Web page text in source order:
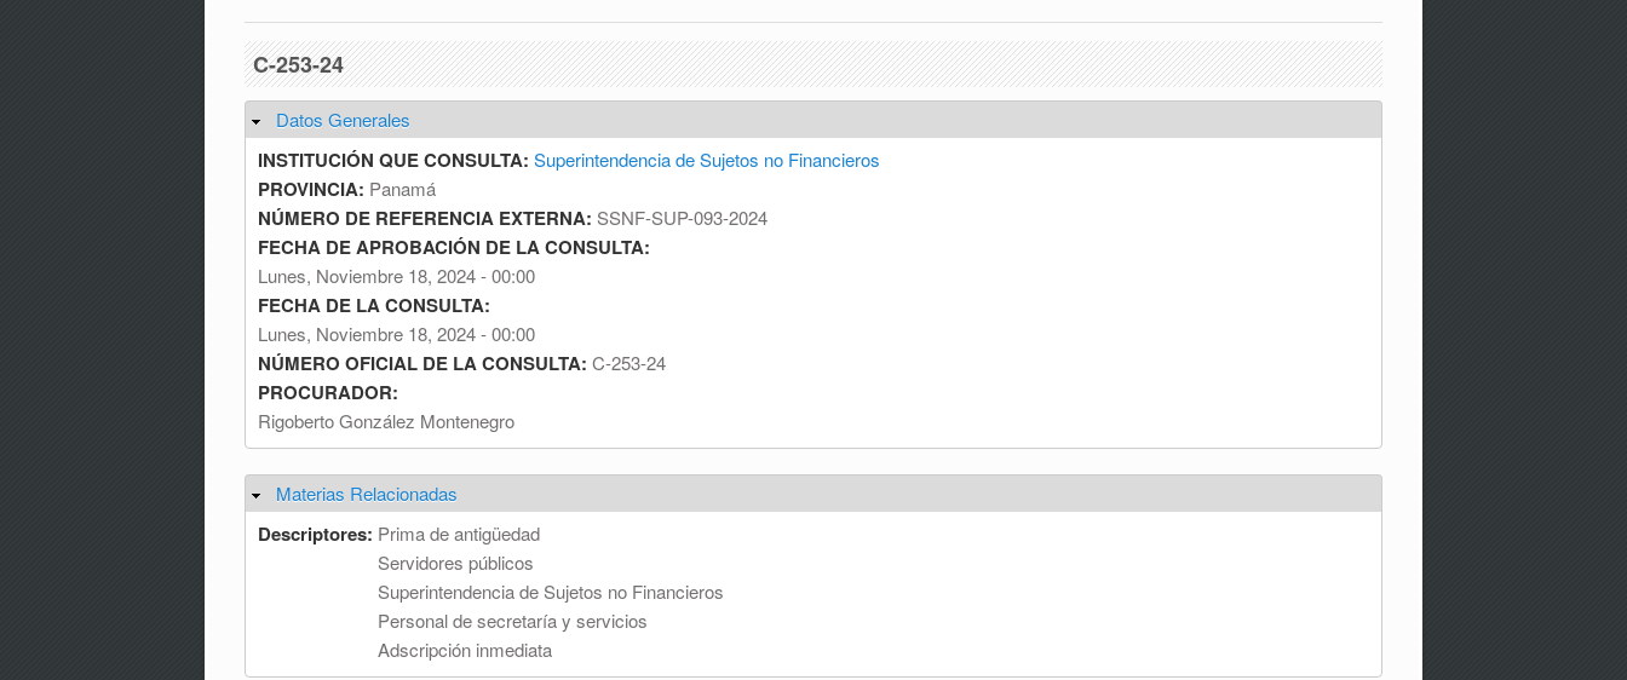
C-253-24
Ocultar
Datos Generales
INSTITUCIÓN QUE CONSULTA: Superintendencia de Sujetos no Financieros
PROVINCIA: Panamá
NÚMERO DE REFERENCIA EXTERNA: SSNF-SUP-093-2024
FECHA DE APROBACIÓN DE LA CONSULTA:
Lunes, Noviembre 18, 2024 - 00:00
FECHA DE LA CONSULTA:
Lunes, Noviembre 18, 2024 - 00:00
NÚMERO OFICIAL DE LA CONSULTA: C-253-24
PROCURADOR:
Rigoberto González Montenegro
Ocultar
Materias Relacionadas
Descriptores: Prima de antigüedad
Servidores públicos
Superintendencia de Sujetos no Financieros
Personal de secretaría y servicios
Adscripción inmediata